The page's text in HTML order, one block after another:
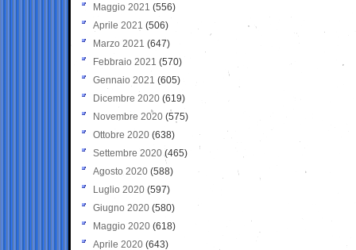
Maggio 2021 (556)
Aprile 2021 (506)
Marzo 2021 (647)
Febbraio 2021 (570)
Gennaio 2021 (605)
Dicembre 2020 (619)
Novembre 2020 (575)
Ottobre 2020 (638)
Settembre 2020(465)
Agosto 2020 (588)
Luglio 2020 (597)
Giugno 2020 (580)
Maggio 2020 (618)
Aprile 2020 (643)